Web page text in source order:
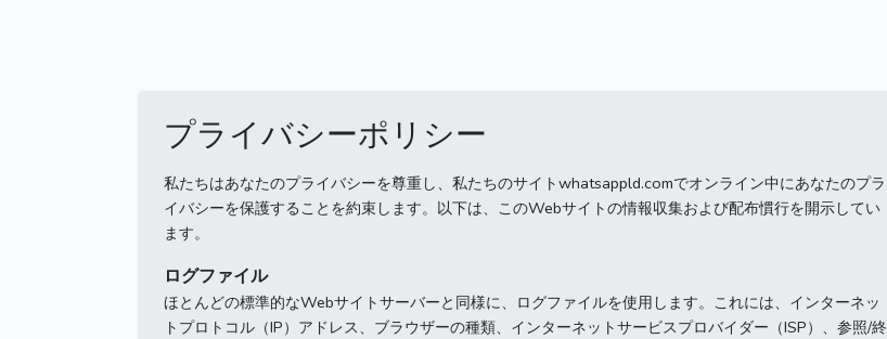
プライバシーポリシー
私たちはあなたのプライバシーを尊重し、私たちのサイトwhatsappld.comでオンライン中にあなたのプラ
イバシーを保護することを約束します。 以下は、このWebサイトの情報収集および配布慣行を開示してい
ます。
ログファイル
ほとんどの標準的なWebサイトサーバーと同様に、ログファイルを使用します。 これには、インターネッ
トプロトコル（IP）アドレス、ブラウザーの種類、インターネットサービスプロバイダー（ISP）、参照/終